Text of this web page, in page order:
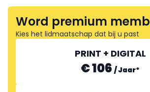
Word premium
Kies het lidmaatschap dat bij u past
PRINT + DIGITAL
€ 106 /Jaar*